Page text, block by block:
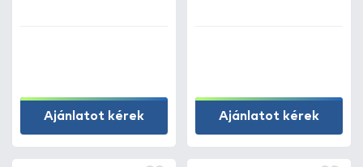
Ajánlatot kérek Ajánlatot kérek